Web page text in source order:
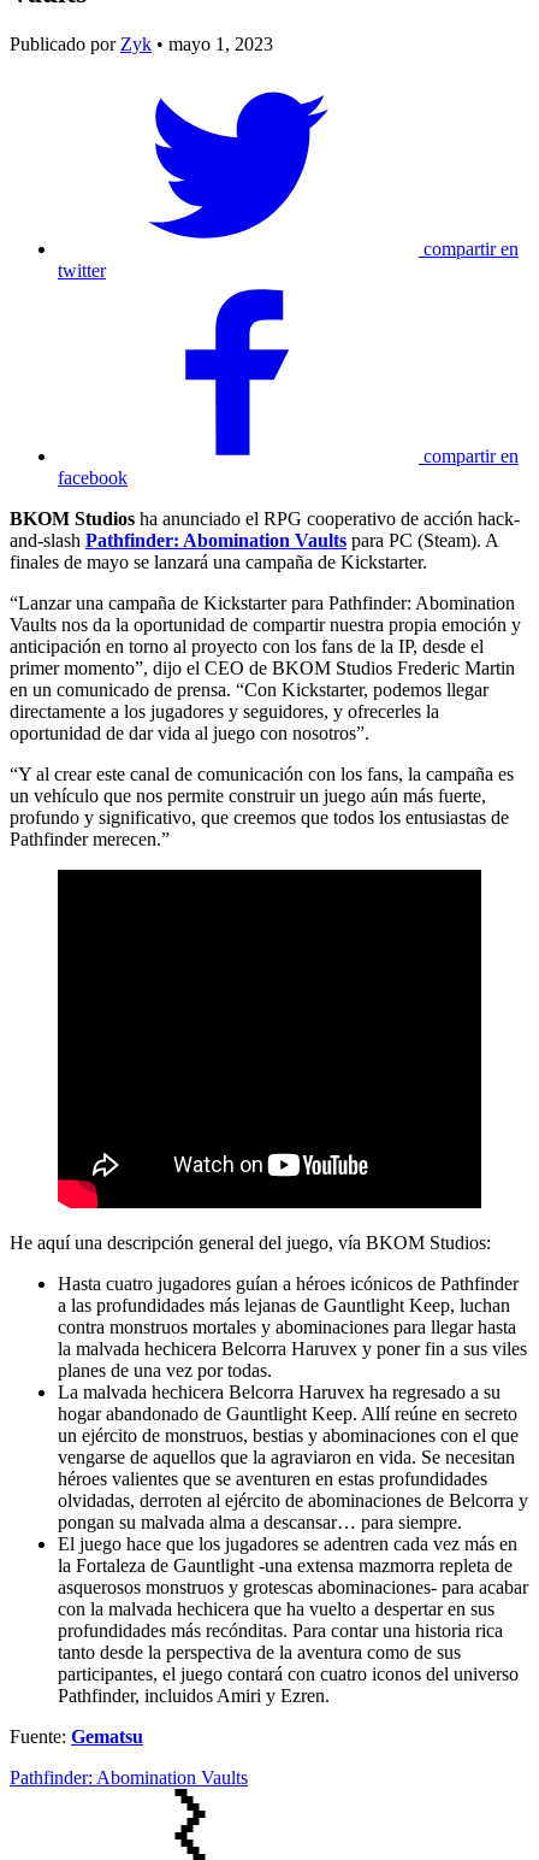
Publicado por Zyk • mayo 1, 2023
compartir en
twitter
compartir en
facebook
BKOM Studios ha anunciado el RPG cooperativo de acción hack-
and-slash Pathfinder: Abomination Vaults para PC (Steam). A
finales de mayo se lanzará una campaña de Kickstarter.
“Lanzar una campaña de Kickstarter para Pathfinder: Abomination
Vaults nos da la oportunidad de compartir nuestra propia emoción y
anticipación en torno al proyecto con los fans de la IP, desde el
primer momento”, dijo el CEO de BKOM Studios Frederic Martin
en un comunicado de prensa. “Con Kickstarter, podemos llegar
directamente a los jugadores y seguidores, y ofrecerles la
oportunidad de dar vida al juego con nosotros”.
“Y al crear este canal de comunicación con los fans, la campaña es
un vehículo que nos permite construir un juego aún más fuerte,
profundo y significativo, que creemos que todos los entusiastas de
Pathfinder merecen.”
He aquí una descripción general del juego, vía BKOM Studios:
Hasta cuatro jugadores guían a héroes icónicos de Pathfinder
a las profundidades más lejanas de Gauntlight Keep, luchan
contra monstruos mortales y abominaciones para llegar hasta
la malvada hechicera Belcorra Haruvex y poner fin a sus viles
planes de una vez por todas.
La malvada hechicera Belcorra Haruvex ha regresado a su
hogar abandonado de Gauntlight Keep. Allí reúne en secreto
un ejército de monstruos, bestias y abominaciones con el que
vengarse de aquellos que la agraviaron en vida. Se necesitan
héroes valientes que se aventuren en estas profundidades
olvidadas, derroten al ejército de abominaciones de Belcorra y
pongan su malvada alma a descansar… para siempre.
El juego hace que los jugadores se adentren cada vez más en
la Fortaleza de Gauntlight -una extensa mazmorra repleta de
asquerosos monstruos y grotescas abominaciones- para acabar
con la malvada hechicera que ha vuelto a despertar en sus
profundidades más recónditas. Para contar una historia rica
tanto desde la perspectiva de la aventura como de sus
participantes, el juego contará con cuatro iconos del universo
Pathfinder, incluidos Amiri y Ezren.
Fuente: Gematsu
Pathfinder: Abomination Vaults